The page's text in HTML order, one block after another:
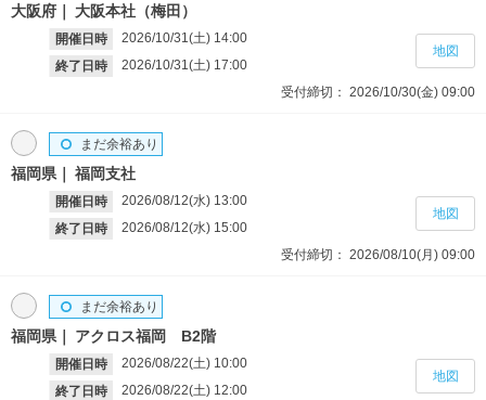
大阪府 大阪本社（梅田）
開催日時 2026/10/31(土) 14:00
終了日時
2026/10/31(土) 17:00
受付締切： 2026/10/30(金) 09:00
地図
福岡県 福岡支社
開催日時 2026/08/12(水) 13:00
終了日時
2026/08/12(水) 15:00
まだ余裕あり
受付締切： 2026/08/10(月) 09:00
地図
福岡県 アクロス福岡 B2階
開催日時 2026/08/22(土) 10:00
終了日時
2026/08/22(土) 12:00
まだ余裕あり
地図